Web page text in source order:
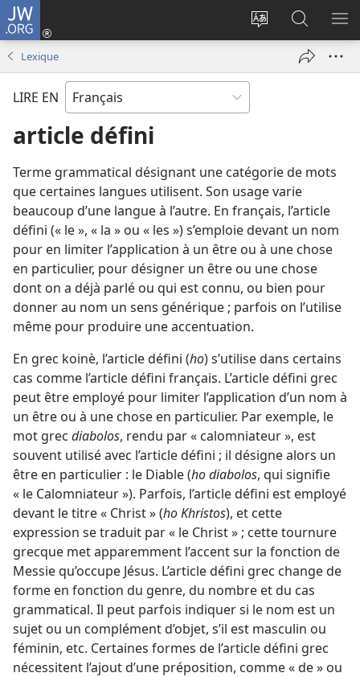
JW.ORG
Changer
langue
Se
connecter
nouvelle
sur
JW.ORG
Lexique
LIRE EN
article défini
Terme grammatical désignant une catégorie de mots
que certaines langues utilisent. Son usage varie
beaucoup d’une langue à l’autre. En français, l’article
défini (« le », « la » ou « les ») s’emploie devant un nom
pour en limiter l’application à un être ou à une chose
en particulier, pour désigner un être ou une chose
dont on a déjà parlé ou qui est connu, ou bien pour
donner au nom un sens générique ; parfois on l’utilise
même pour produire une accentuation.
En grec koinè, l’article défini (ho) s’utilise dans certains
cas comme l’article défini français. L’article défini grec
peut être employé pour limiter l’application d’un nom à
un être ou à une chose en particulier. Par exemple, le
mot grec diabolos, rendu par « calomniateur », est
souvent utilisé avec l’article défini ; il désigne alors un
être en particulier : le Diable (ho diabolos, qui signifie
« le Calomniateur »). Parfois, l’article défini est employé
devant le titre « Christ » (ho Khristos), et cette
expression se traduit par « le Christ » ; cette tournure
grecque met apparemment l’accent sur la fonction de
Messie qu’occupe Jésus. L’article défini grec change de
forme en fonction du genre, du nombre et du cas
grammatical. Il peut parfois indiquer si le nom est un
sujet ou un complément d’objet, s’il est masculin ou
féminin, etc. Certaines formes de l’article défini grec
nécessitent l’ajout d’une préposition, comme « de » ou